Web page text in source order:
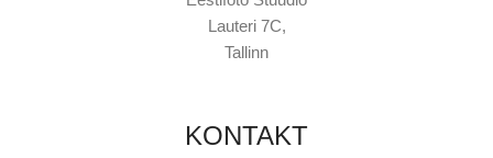
Lauteri 7C,
Tallinn
KONTAKT